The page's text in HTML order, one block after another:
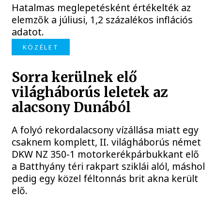
Hatalmas meglepetésként értékelték az
elemzők a júliusi, 1,2 százalékos inflációs
adatot.
KÖZÉLET
Sorra kerülnek elő
világháborús leletek az
alacsony Dunából
A folyó rekordalacsony vízállása miatt egy
csaknem komplett, II. világháborús német
DKW NZ 350-1 motorkerékpárbukkant elő
a Batthyány téri rakpart sziklái alól, máshol
pedig egy közel féltonnás brit akna került
elő.